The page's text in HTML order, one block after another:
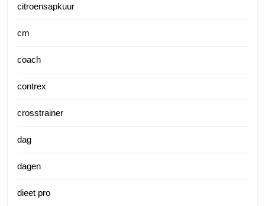
citroensapkuur
cm
coach
contrex
crosstrainer
dag
dagen
dieet pro